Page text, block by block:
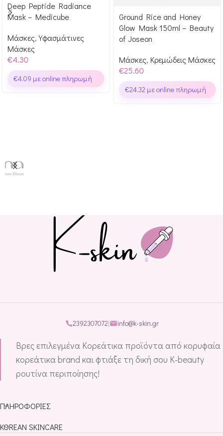
Αγόρασε & κέρδισε 43
Glow Points!
Deep Peptide Radiance
Mask – Medicube
Μάσκες, Υφασμάτινες
Μάσκες
€4.30
€4.09 με online πληρωμή
Αγόρασε & κέρδισε 256
Glow Points!
Ground Rice and Honey
Glow Mask 150ml – Beauty
of Joseon
Μάσκες, Κρεμώδεις Μάσκες
€25.60
€24.32 με online πληρωμή
2392307072| info@k-skin.gr
Βρες επιλεγμένα Κορεάτικα προϊόντα από κορυφαία
κορεάτικα brand και φτιάξε τη δική σου K-beauty
ρουτίνα περιποίησης!
ΠΛΗΡΟΦΟΡΊΕΣ
KOREAN SKINCARE